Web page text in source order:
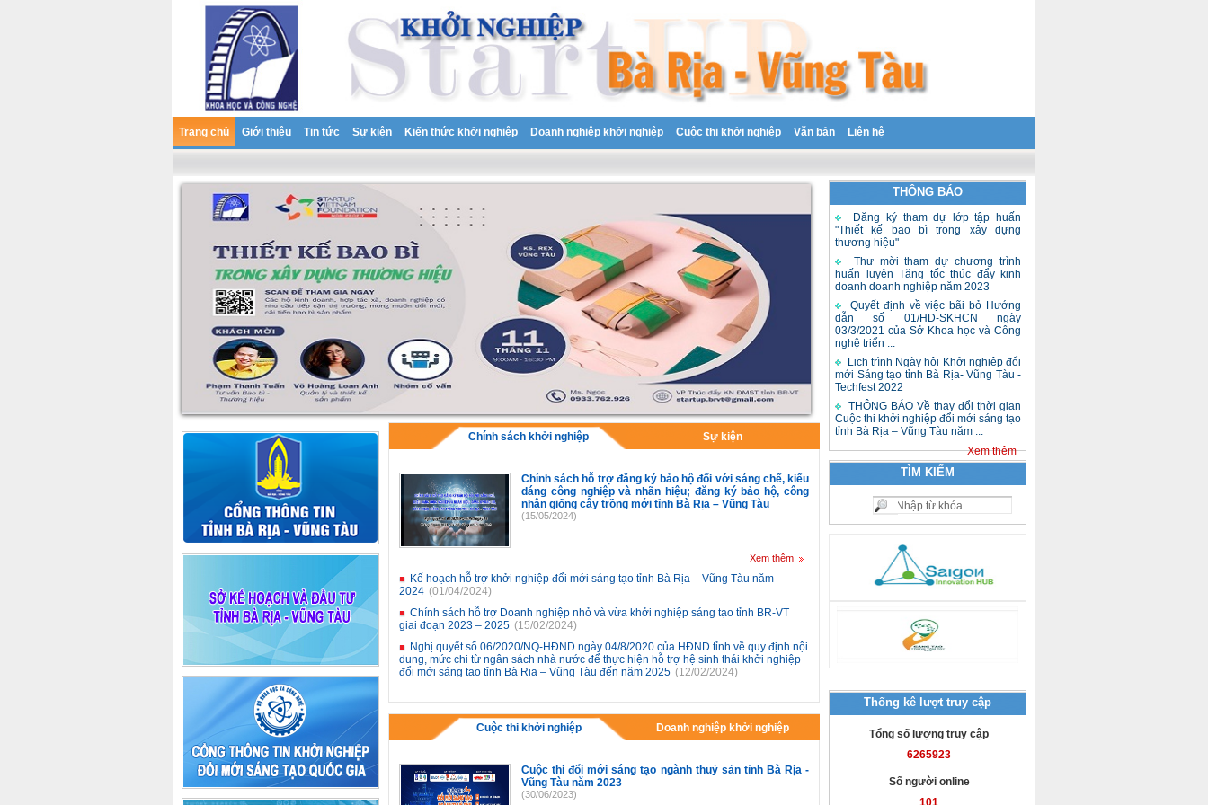
Trang chủ Giới thiệu Tin tức Sự kiện Kiến thức khởi nghiệp Doanh nghiệp khởi nghiệp Cuộc thi khởi nghiệp Văn bản Liên hệ
THÔNG BÁO
Đăng ký tham dự lớp tập huấn
"Thiết kế bao bì trong xây dựng
thương hiệu"
Thư mời tham dự chương trình
huấn luyện Tăng tốc thúc đẩy kinh
doanh doanh nghiệp năm 2023
Quyết định về việc bãi bỏ Hướng
dẫn số 01/HD-SKHCN ngày
03/3/2021 của Sở Khoa học và Công
nghệ triển ...
Lịch trình Ngày hội Khởi nghiệp đổi
mới Sáng tạo tỉnh Bà Rịa- Vũng Tàu -
Techfest 2022
THÔNG BÁO Về thay đổi thời gian
Cuộc thi khởi nghiệp đổi mới sáng tạo
tỉnh Bà Rịa – Vũng Tàu năm ...
Xem thêm
TÌM KIẾM
Thống kê lượt truy cập
Tổng số lượng truy cập
6265923
Số người online
101
Chính sách khởi nghiệp Sự kiện
Chính sách hỗ trợ đăng ký bảo hộ đối với sáng chế, kiểu
dáng công nghiệp và nhãn hiệu; đăng ký bảo hộ, công
nhận giống cây trồng mới tỉnh Bà Rịa – Vũng Tàu
(15/05/2024)
Xem thêm
Kế hoạch hỗ trợ khởi nghiệp đổi mới sáng tạo tỉnh Bà Rịa – Vũng Tàu năm
2024 (01/04/2024)
Chính sách hỗ trợ Doanh nghiệp nhỏ và vừa khởi nghiệp sáng tạo tỉnh BR-VT
giai đoạn 2023 – 2025 (15/02/2024)
Nghị quyết số 06/2020/NQ-HĐND ngày 04/8/2020 của HĐND tỉnh về quy định nội
dung, mức chi từ ngân sách nhà nước để thực hiện hỗ trợ hệ sinh thái khởi nghiệp
đổi mới sáng tạo tỉnh Bà Rịa – Vũng Tàu đến năm 2025 (12/02/2024)
Cuộc thi khởi nghiệp Doanh nghiệp khởi nghiệp
Cuộc thi đổi mới sáng tạo ngành thuỷ sản tỉnh Bà Rịa -
Vũng Tàu năm 2023
(30/06/2023)